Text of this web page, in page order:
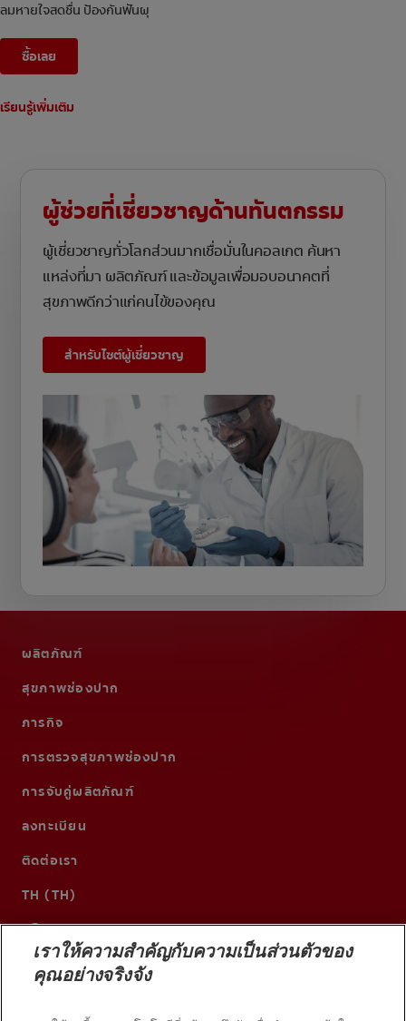
ลมหายใจสดชื่น ป้องกันฟันผุ
ซื้อเลย
เรียนรู้เพิ่มเติม
ผู้ช่วยที่เชี่ยวชาญด้านทันตกรรม
ผู้เชี่ยวชาญทั่วโลกส่วนมากเชื่อมั่นในคอลเกต ค้นหา
แหล่งที่มา ผลิตภัณฑ์ และข้อมูลเพื่อมอบอนาคตที่
สุขภาพดีกว่าแก่คนไข้ของคุณ
สำหรับไซต์ผู้เชี่ยวชาญ
ผลิตภัณฑ์
สุขภาพช่องปาก
ภารกิจ
การตรวจสุขภาพช่องปาก
การจับคู่ผลิตภัณฑ์
ลงทะเบียน
ติดต่อเรา
TH (TH)
เราให้ความสำคัญกับความเป็นส่วนตัวของ
คุณอย่างจริงจัง